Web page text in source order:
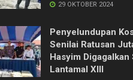
29 OKTOBER 2024
Penyelundupan
Senilai Ratusan
Hasyim Digagalkan
Lantamal XIII